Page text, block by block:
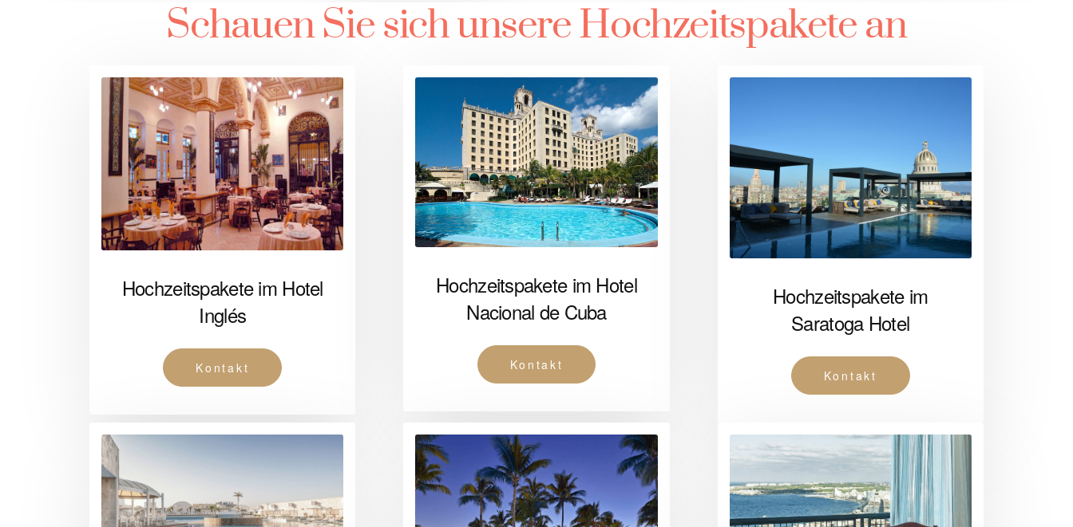
Schauen Sie sich unsere Hochzeitspakete an
Hochzeitspakete im Hotel
Inglés
Kontakt
Hochzeitspakete im Hotel
Nacional de Cuba
Kontakt
Hochzeitspakete im
Saratoga Hotel
Kontakt